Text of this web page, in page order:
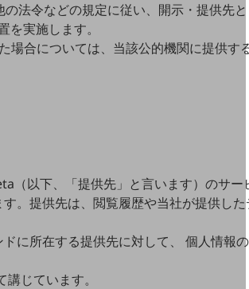
法令などの規定に従い、開示・提供先
実施します。
合については、当該公的機関に提供す
以下、「提供先」と言います）のサー
。提供先は、閲覧履歴や当社が提供し
に所在する提供先に対して、 個人情報
じています。